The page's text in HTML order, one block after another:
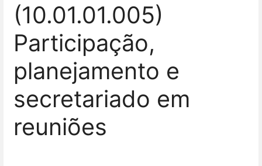
(10.01.01.005)
Participação,
planejamento e
secretariado em
reuniões